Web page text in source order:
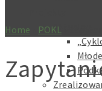
Aktualne
Home POKL